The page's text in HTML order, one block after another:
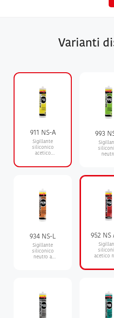
Varianti
911 NS-A
Sigillante
siliconico
acetico
993
934 NS-L
Sigillante
siliconico
neutro a
952 NS
acetico